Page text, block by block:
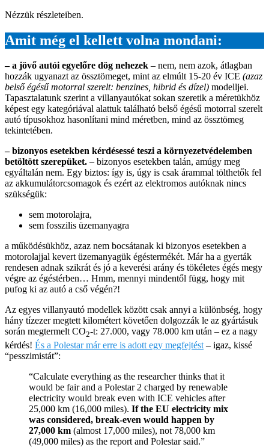
Nézzük részleteiben.
Amit még el kellett volna mondani:
– a jövő autói egyelőre dög nehezek – nem, nem azok, átlagban
hozzák ugyanazt az össztömeget, mint az elmúlt 15-20 év ICE (azaz
belső égésű motorral szerelt: benzines, hibrid és dízel) modelljei.
Tapasztalatunk szerint a villanyautókat sokan szeretik a méretükhöz
képest egy kategóriával alattuk található belső égésű motorral szerelt
autó típusokhoz hasonlítani mind méretben, mind az össztömeg
tekintetében.
– bizonyos esetekben kérdésessé teszi a környezetvédelemben
betöltött szerepüket. – bizonyos esetekben talán, amúgy meg
egyáltalán nem. Egy biztos: így is, úgy is csak árammal tölthetők fel
az akkumulátorcsomagok és ezért az elektromos autóknak nincs
szükségük:
sem motorolajra,
sem fosszilis üzemanyagra
a működésükhöz, azaz nem bocsátanak ki bizonyos esetekben a
motorolajjal kevert üzemanyagük égéstermékét. Már ha a gyerták
rendesen adnak szikrát és jó a keverési arány és tökéletes égés megy
végre az égéstérben… Hmm, mennyi mindentől függ, hogy mit
pufog ki az autó a cső végén?!
Az egyes villanyautó modellek között csak annyi a különbség, hogy
hány tízezer megtett kilométert követően dolgozzák le az gyártásuk
során megtermelt CO2-t: 27.000, vagy 78.000 km után – ez a nagy
kérdés! És a Polestar már erre is adott egy megfejtést – igaz, kissé
“pesszimistát”:
“Calculate everything as the researcher thinks that it
would be fair and a Polestar 2 charged by renewable
electricity would break even with ICE vehicles after
25,000 km (16,000 miles). If the EU electricity mix
was considered, break-even would happen by
27,000 km (almost 17,000 miles), not 78,000 km
(49,000 miles) as the report and Polestar said.”